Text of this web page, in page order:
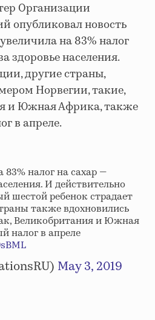
Организации
опубликовал новость
на 83% налог
здоровье населения.
другие страны,
Норвегии, такие,
и Южная Африка, также
в апреле.
83% налог на сахар —
И действительно
шестой ребенок страдает
также вдохновились
Великобритания и Южная
налог в апреле
May 3, 2019